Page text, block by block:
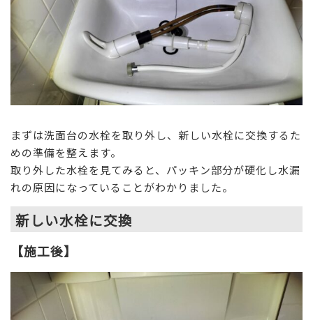
まずは洗面台の水栓を取り外し、新しい水栓に交換するた
めの準備を整えます。
取り外した水栓を見てみると、パッキン部分が硬化し水漏
れの原因になっていることがわかりました。
新しい水栓に交換
【施工後】